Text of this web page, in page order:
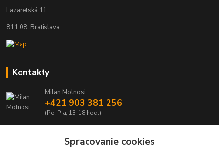
Lazaretská 11
811 08, Bratislava
Kontakty
Milan Molnosi
+421 903 381 256
(Po-Pia, 13-18 hod.)
Spracovanie cookies